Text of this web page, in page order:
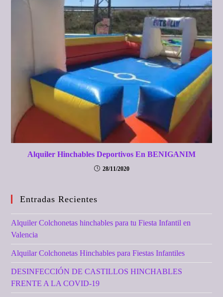
Alquiler Hinchables Deportivos En BENIGANIM
28/11/2020
Entradas Recientes
Alquiler Colchonetas hinchables para tu Fiesta Infantil en
Valencia
Alquilar Colchonetas Hinchables para Fiestas Infantiles
DESINFECCIÓN DE CASTILLOS HINCHABLES
FRENTE A LA COVID-19